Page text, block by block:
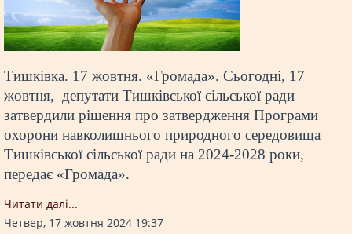
Тишківка. 17 жовтня. «Громада». Сьогодні, 17
жовтня, депутати Тишківської сільської ради
затвердили рішення про затвердження Програми
охорони навколишнього природного середовища
Тишківської сільської ради на 2024-2028 роки,
передає «Громада».
Читати далi...
Четвер, 17 жовтня 2024 19:37